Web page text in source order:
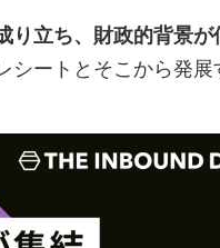
る
り立ち、財政的背景
シートとそこから発展